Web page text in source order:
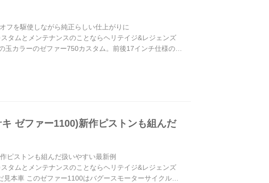
フを駆使しながら純正らしい仕上がりに
ムとメンテナンスのことならヘリテイジ&レジェンズ
カラーのゼファー750カスタム。前後17インチ仕様のナ
ゼファー1100)新作ピストンも組んだ
ピストンも組んだ扱いやすい最新例
ムとメンテナンスのことならヘリテイジ&レジェンズ
本車 このゼファー1100はバグースモーターサイクルの